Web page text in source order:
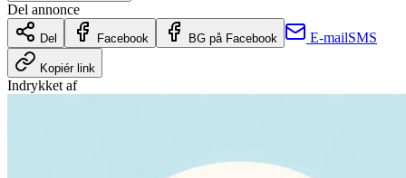
Del annonce
Del Facebook BG på Facebook E-mailSMS
Kopiér link
Indrykket af